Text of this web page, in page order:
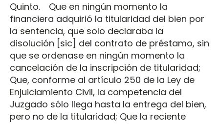
Quinto. Que en ningún momento la
financiera adquirió la titularidad del bien por
la sentencia, que solo declaraba la
disolución [sic] del contrato de préstamo, sin
que se ordenase en ningún momento la
cancelación de la inscripción de titularidad;
Que, conforme al artículo 250 de la Ley de
Enjuiciamiento Civil, la competencia del
Juzgado sólo llega hasta la entrega del bien,
pero no de la titularidad; Que la reciente